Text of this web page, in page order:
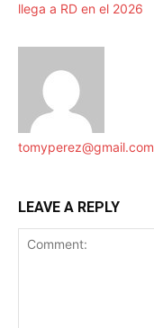
llega a RD en el 2026
tomyperez@gmail.com
LEAVE A REPLY